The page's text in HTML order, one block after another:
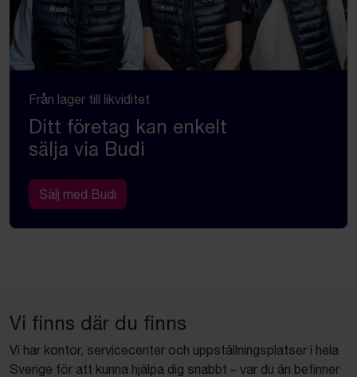
Från lager till likviditet
Ditt företag kan enkelt
sälja via Budi
Sälj med Budi
Vi finns där du finns
Vi har kontor, servicecenter och uppställningsplatser i hela
Sverige för att kunna hjälpa dig snabbt – var du än befinner